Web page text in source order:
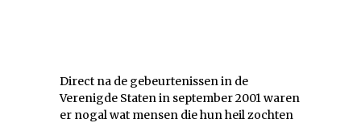
Direct na de gebeurtenissen in de
Verenigde Staten in september 2001 waren
er nogal wat mensen die hun heil zochten